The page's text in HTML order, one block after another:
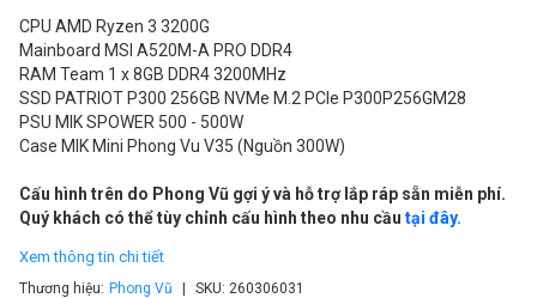
CPU AMD Ryzen 3 3200G
Mainboard MSI A520M-A PRO DDR4
RAM Team 1 x 8GB DDR4 3200MHz
SSD PATRIOT P300 256GB NVMe M.2 PCIe P300P256GM28
PSU MIK SPOWER 500 - 500W
Case MIK Mini Phong Vu V35 (Nguồn 300W)
Cấu hình trên do Phong Vũ gợi ý và hỗ trợ lắp ráp sẵn miễn phí.
Quý khách có thể tùy chỉnh cấu hình theo nhu cầu tại đây.
Xem thông tin chi tiết
Thương hiệu: Phong Vũ SKU: 260306031